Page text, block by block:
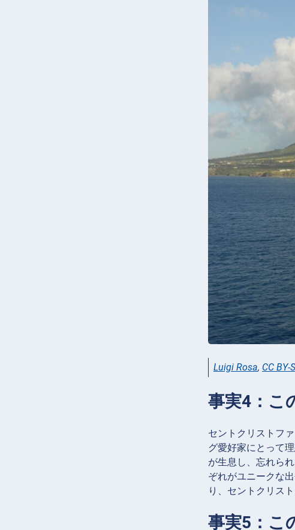
Luigi Rosa, CC BY-
事実4：こ
セントクリストフ
グ愛好家にとって
が生息し、忘れら
ぞれがユニークな
り、セントクリス
事実5：こ